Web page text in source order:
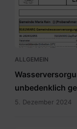
ALLGEMEIN
unbedenklich
5. Dezember 2024